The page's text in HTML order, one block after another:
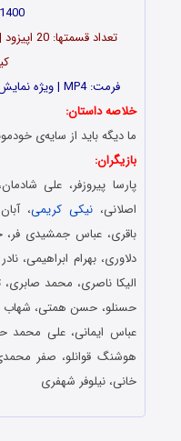
1400 | انتشار: 1401
فرمت: MP4 | ویژه نمایش خانگی | تهیه کننده: مازیار هاشمی
خلاصه داستان:
ما دیگه باید از سایه‌ی
بازیگران:
پارسا پیروزفر، علی
اصلانی،نیکی کریمی،
باقری، عباس جمشیدی فر،
دلاوری، بهرام ابراهیمی،
الیکا ناصری، محمد
حسنلو، حسن همتی، شهاب
عباس ایمانی، علی محمد
هوشنگ قوانلو، صفر
خانی، نیلوفر شهفری